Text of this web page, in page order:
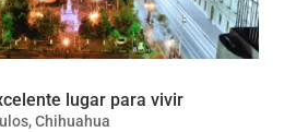
lugar para vivir
,Chihuahua